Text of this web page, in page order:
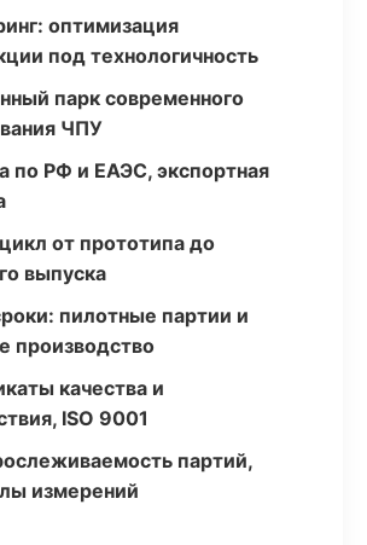
оптимизация
под технологичность
парк современного
ЧПУ
по РФ и ЕАЭС, экспортная
от прототипа до
выпуска
пилотные партии и
производство
качества и
ISO 9001
партий,
измерений